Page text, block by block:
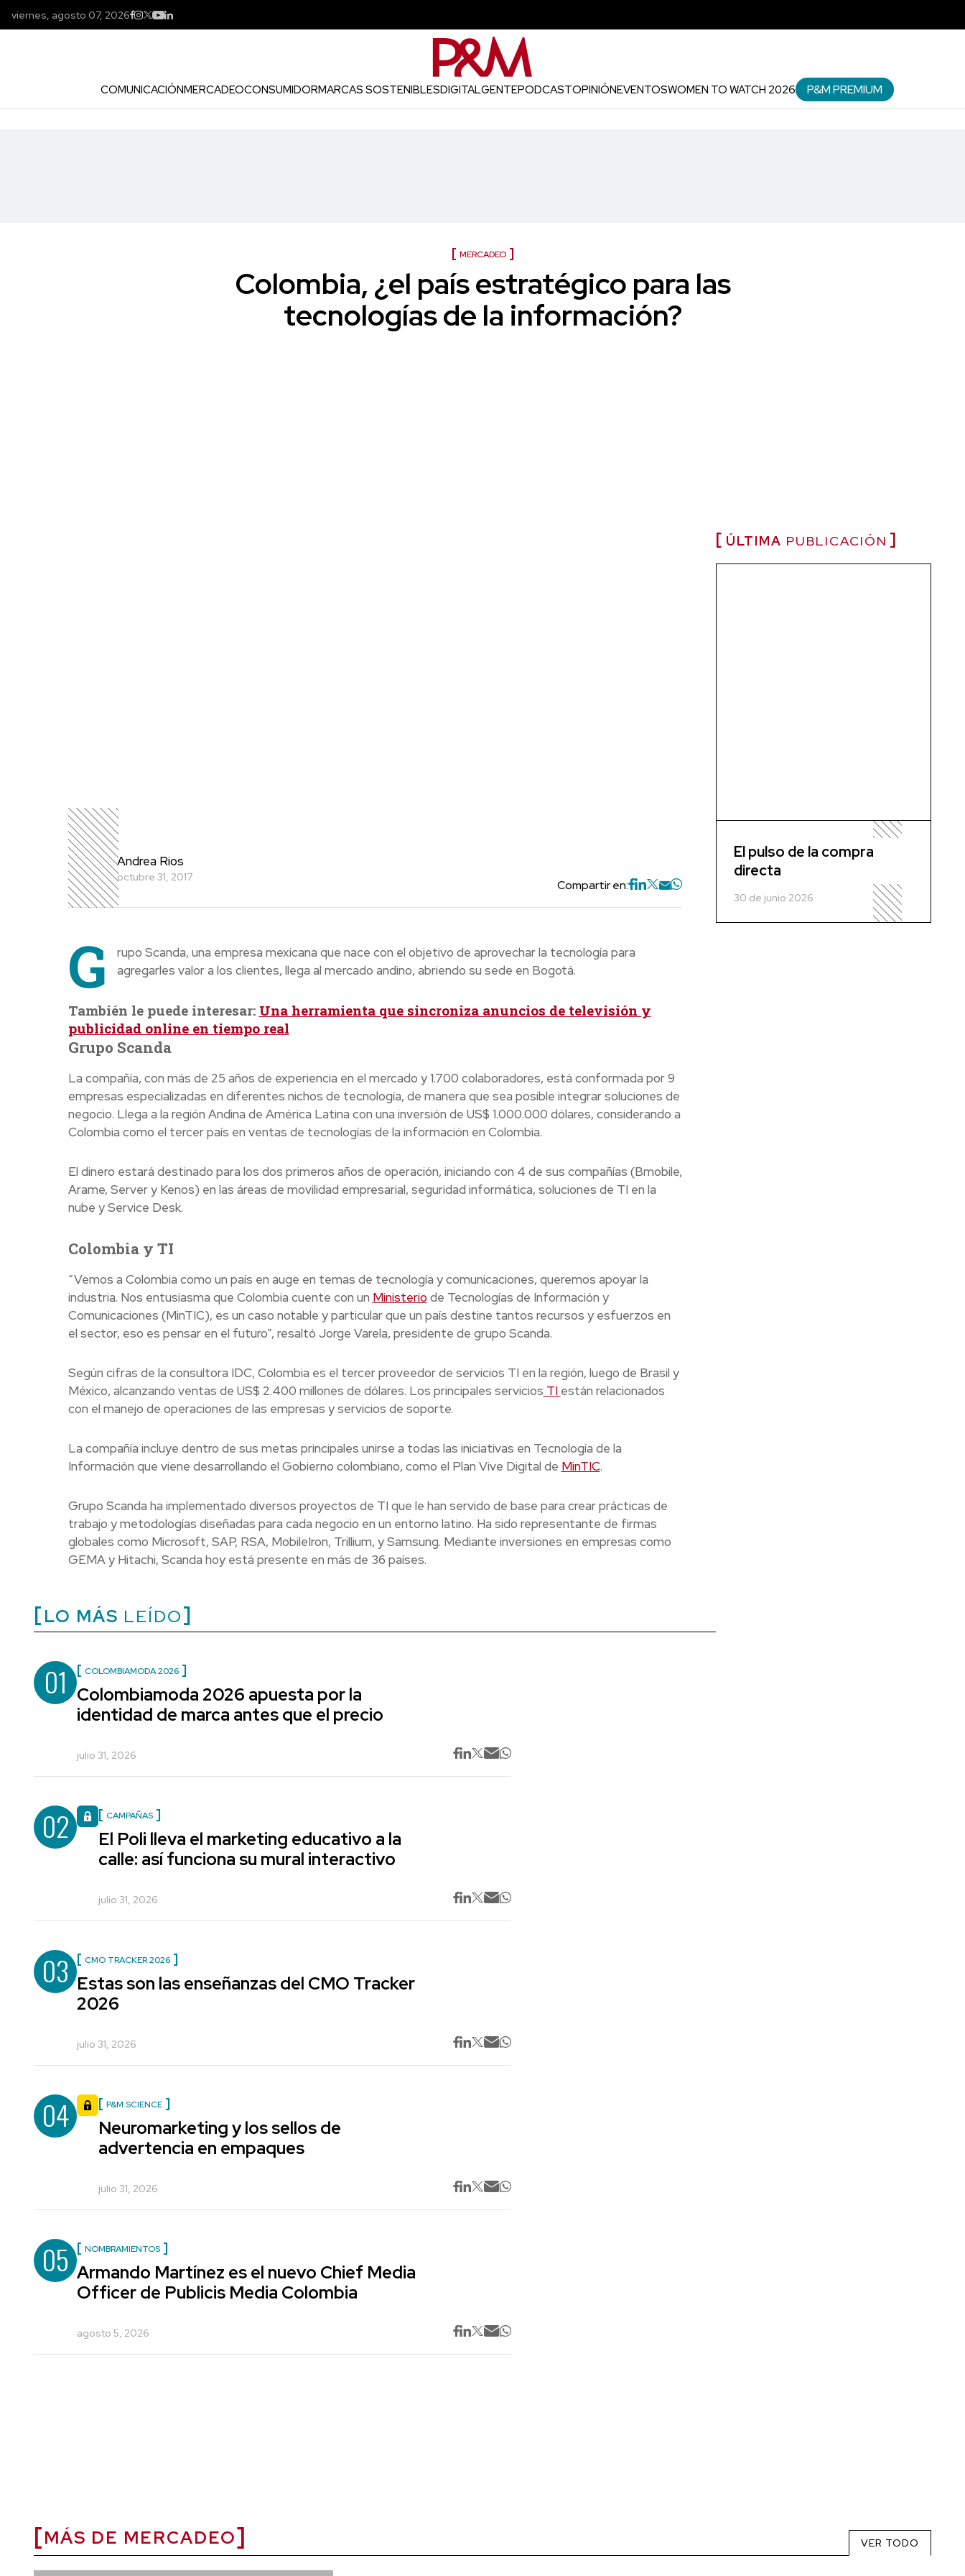
viernes, agosto 07, 2026
COMUNICACIÓNMERCADEOCONSUMIDORMARCAS SOSTENIBLESDIGITALGENTEPODCASTOPINIÓNEVENTOSWOMEN TO WATCH 2026 P&M PREMIUM
MERCADEO
Colombia, ¿el país estratégico para las
tecnologías de la información?
Andrea Rios
octubre 31, 2017
Compartir en:
G
rupo Scanda, una empresa mexicana que nace con el objetivo de aprovechar la tecnología para
agregarles valor a los clientes, llega al mercado andino, abriendo su sede en Bogotá.
También le puede interesar: Una herramienta que sincroniza anuncios de televisión y
publicidad online en tiempo real
Grupo Scanda
La compañía, con más de 25 años de experiencia en el mercado y 1.700 colaboradores, está conformada por 9
empresas especializadas en diferentes nichos de tecnología, de manera que sea posible integrar soluciones de
negocio. Llega a la región Andina de América Latina con una inversión de US$ 1.000.000 dólares, considerando a
Colombia como el tercer país en ventas de tecnologías de la información en Colombia.
El dinero estará destinado para los dos primeros años de operación, iniciando con 4 de sus compañías (Bmobile,
Arame, Server y Kenos) en las áreas de movilidad empresarial, seguridad informática, soluciones de TI en la
nube y Service Desk.
Colombia y TI
“Vemos a Colombia como un país en auge en temas de tecnología y comunicaciones, queremos apoyar la
industria. Nos entusiasma que Colombia cuente con un Ministeriode Tecnologías de Información y
Comunicaciones (MinTIC), es un caso notable y particular que un país destine tantos recursos y esfuerzos en
el sector, eso es pensar en el futuro”, resaltó Jorge Varela, presidente de grupo Scanda.
Según cifras de la consultora IDC, Colombia es el tercer proveedor de servicios TI en la región, luego de Brasil y
México, alcanzando ventas de US$ 2.400 millones de dólares. Los principales servicios TI están relacionados
con el manejo de operaciones de las empresas y servicios de soporte.
La compañía incluye dentro de sus metas principales unirse a todas las iniciativas en Tecnología de la
Información que viene desarrollando el Gobierno colombiano, como el Plan Vive Digital de MinTIC.
Grupo Scanda ha implementado diversos proyectos de TI que le han servido de base para crear prácticas de
trabajo y metodologías diseñadas para cada negocio en un entorno latino. Ha sido representante de firmas
globales como Microsoft, SAP, RSA, MobileIron, Trillium, y Samsung. Mediante inversiones en empresas como
GEMA y Hitachi, Scanda hoy está presente en más de 36 países.
LO MÁS LEÍDO
01 COLOMBIAMODA 2026
Colombiamoda 2026 apuesta por la
identidad de marca antes que el precio
julio 31, 2026
02 CAMPAÑAS
El Poli lleva el marketing educativo a la
calle: así funciona su mural interactivo
julio 31, 2026
03 CMO TRACKER 2026
Estas son las enseñanzas del CMO Tracker
2026
julio 31, 2026
04 P&M SCIENCE
Neuromarketing y los sellos de
advertencia en empaques
julio 31, 2026
05 NOMBRAMIENTOS
Armando Martínez es el nuevo Chief Media
Officer de Publicis Media Colombia
agosto 5, 2026
ÚLTIMA PUBLICACIÓN
El pulso de la compra
directa
30 de junio 2026
MÁS DE MERCADEO VER TODO